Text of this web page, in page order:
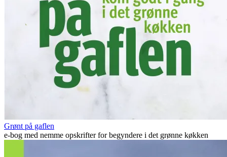
Grønt på gaflen
e-bog med nemme opskrifter for begyndere i det grønne køkken